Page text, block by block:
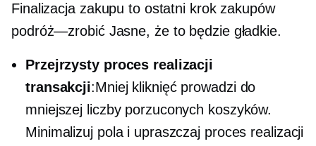
Finalizacja zakupu to ostatni krok zakupów
podróż—zrobićJasne, że to będzie gładkie.
Przejrzysty proces realizacji
transakcji:Mniej kliknięć prowadzi do
mniejszej liczby porzuconych koszyków.
Minimalizuj pola i upraszczaj proces realizacji